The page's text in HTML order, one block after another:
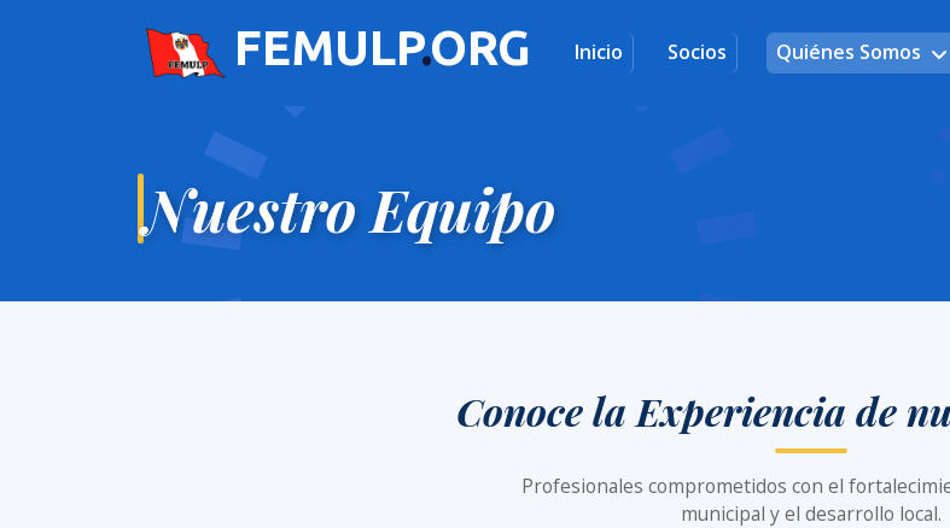
FEMULP.ORG Inicio Socios Quiénes Somos
Nuestro Equipo
Conoce la Experiencia de
Profesionales comprometidos con el
municipal y el desarrollo local.